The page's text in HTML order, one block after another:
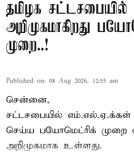
தமிழக சட்டசபையில்
அறிமுகமாகிறது
முறை..!
Published on: 08 Aug 2026, 12:55 am
சென்னை,
சட்டசபையில் எம்.எல்.ஏ.க்கள்
செய்ய பயோமெட்ரிக் முறை
அறிமுகமாக உள்ளது.